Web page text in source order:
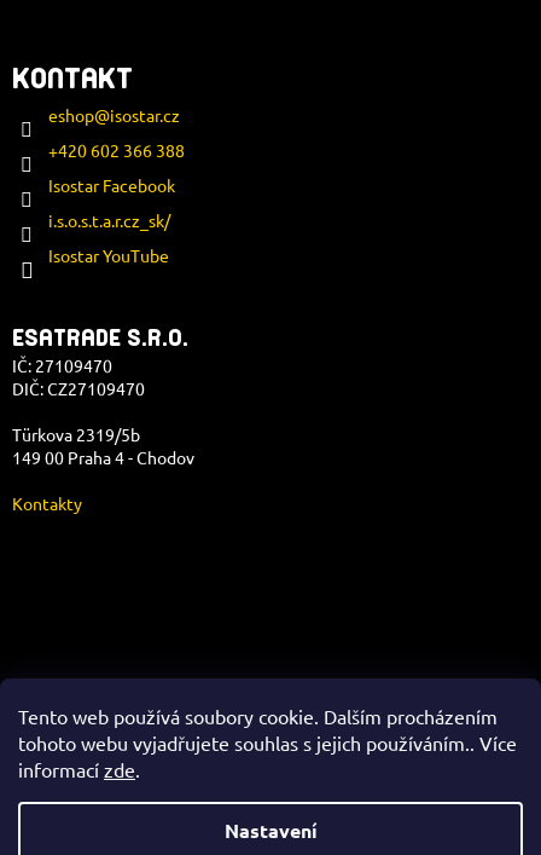
Tento web používá soubory cookie. Dalším procházením
tohoto webu vyjadřujete souhlas s jejich používáním.. Více
informací zde.
Nastavení
KONTAKT
eshop@isostar.cz
+420 602 366 388
Isostar Facebook
i.s.o.s.t.a.r.cz_sk/
Isostar YouTube
ESATRADE S.R.O.
IČ: 27109470
DIČ: CZ27109470
Türkova 2319/5b
149 00 Praha 4 - Chodov
Kontakty